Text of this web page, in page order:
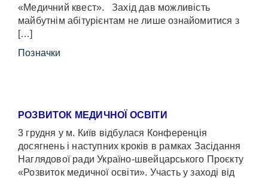
«Медичний квест». Захід дав можливість
майбутнім абітурієнтам не лише ознайомитися з
[…]
Позначки
РОЗВИТОК МЕДИЧНОЇ ОСВІТИ
3 грудня у м. Київ відбулася Конференція
досягнень і наступних кроків в рамках Засідання
Наглядової ради Україно-швейцарського Проєкту
«Розвиток медичної освіти». Участь у заході від